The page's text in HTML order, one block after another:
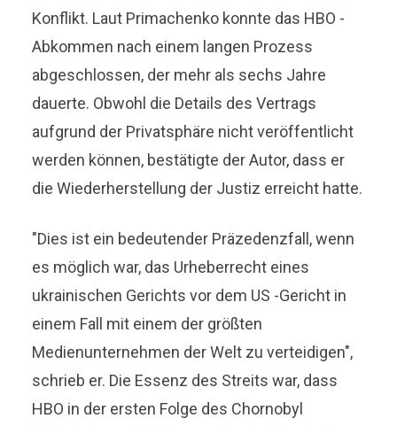
Konflikt. Laut Primachenko konnte das HBO -
Abkommen nach einem langen Prozess
abgeschlossen, der mehr als sechs Jahre
dauerte. Obwohl die Details des Vertrags
aufgrund der Privatsphäre nicht veröffentlicht
werden können, bestätigte der Autor, dass er
die Wiederherstellung der Justiz erreicht hatte.
"Dies ist ein bedeutender Präzedenzfall, wenn
es möglich war, das Urheberrecht eines
ukrainischen Gerichts vor dem US -Gericht in
einem Fall mit einem der größten
Medienunternehmen der Welt zu verteidigen",
schrieb er. Die Essenz des Streits war, dass
HBO in der ersten Folge des Chornobyl